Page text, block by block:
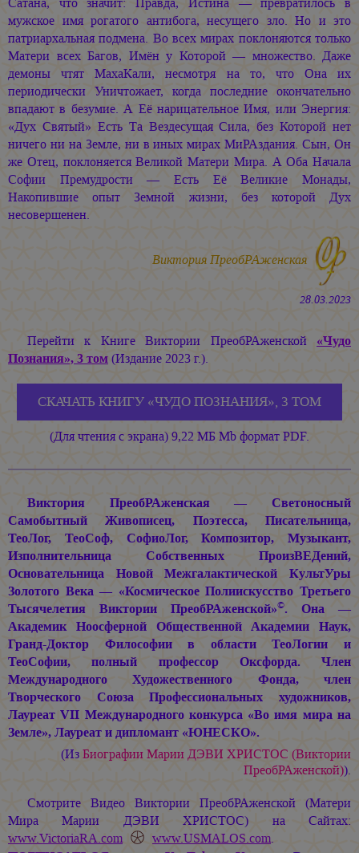
мужское имя рогатого антибога, несущего зло. Но и это
патриархальная подмена. Во всех мирах поклоняются только
Матери всех Багов, Имён у Которой — множество. Даже
демоны чтят МахаКали, несмотря на то, что Она их
периодически Уничтожает, когда последние окончательно
впадают в безумие. А Её нарицательное Имя, или Энергия:
«Дух Святый» Есть Та Вездесущая Сила, без Которой нет
ничего ни на Земле, ни в иных мирах МиРАздания. Сын, Он
же Отец, поклоняется Великой Матери Мира. А Оба Начала
Софии Премудрости — Есть Её Великие Монады,
Накопившие опыт Земной жизни, без которой Дух
несовершенен.
Виктория ПреобРАженская
28.03.2023
Перейти к Книге Виктории ПреобРАженской «Чудо
Познания», 3 том(Издание 2023 г.).
СКАЧАТЬ КНИГУ «ЧУДО ПОЗНАНИЯ», 3 ТОМ
(Для чтения с экрана) 9,22 МБ Mb формат PDF.
Виктория ПреобРАженская — Светоносный
Самобытный Живописец, Поэтесса, Писательница,
ТеоЛог, ТеоСоф, СофиоЛог, Композитор, Музыкант,
Изполнительница Собственных ПроизВЕДений,
Основательница Новой Межгалактической КультУры
Золотого Века — «Космическое Полиискусство Третьего
Тысячелетия Виктории ПреобРАженской»©. Она —
Академик Ноосферной Общественной Академии Наук,
Гранд-Доктор Философии в области ТеоЛогии и
ТеоСофии, полный профессор Оксфорда. Член
Международного Художественного Фонда, член
Творческого Союза Профессиональных художников,
Лауреат VII Международного конкурса «Во имя мира на
Земле», Лауреат и дипломант «ЮНЕСКО».
(ИзБиографииМарии ДЭВИ ХРИСТОС (Виктории
ПреобРАженской)).
Смотрите Видео Виктории ПреобРАженской (Матери
МираМарии ДЭВИ ХРИСТОС) на Сайтах:
www.VictoriaRA.com
www.USMALOS.com.